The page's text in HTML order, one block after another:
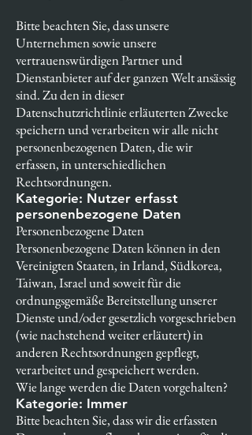
Bitte beachten Sie, dass unsere
Unternehmen sowie unsere
vertrauenswürdigen Partner und
Dienstanbieter auf der ganzen Welt ansässig
sind. Zu den in dieser
Datenschutzrichtlinie erläuterten Zwecke
speichern und verarbeiten wir alle nicht
personenbezogenen Daten, die wir
erfassen, in unterschiedlichen
Rechtsordnungen.
Kategorie: Nutzer erfasst
personenbezogene Daten
Personenbezogene Daten
Personenbezogene Daten können in den
Vereinigten Staaten, in Irland, Südkorea,
Taiwan, Israel und soweit für die
ordnungsgemäße Bereitstellung unserer
Dienste und/oder gesetzlich vorgeschrieben
(wie nachstehend weiter erläutert) in
anderen Rechtsordnungen gepflegt,
verarbeitet und gespeichert werden.
Wie lange werden die Daten vorgehalten?
Kategorie: Immer
Bitte beachten Sie, dass wir die erfassten